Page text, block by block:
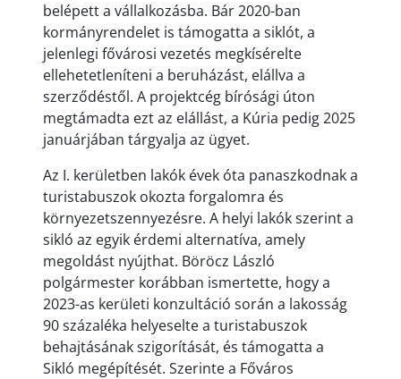
belépett a vállalkozásba. Bár 2020-ban
kormányrendelet is támogatta a siklót, a
jelenlegi fővárosi vezetés megkísérelte
ellehetetleníteni a beruházást, elállva a
szerződéstől. A projektcég bírósági úton
megtámadta ezt az elállást, a Kúria pedig 2025
januárjában tárgyalja az ügyet.
Az I. kerületben lakók évek óta panaszkodnak a
turistabuszok okozta forgalomra és
környezetszennyezésre. A helyi lakók szerint a
sikló az egyik érdemi alternatíva, amely
megoldást nyújthat. Böröcz László
polgármester korábban ismertette, hogy a
2023-as kerületi konzultáció során a lakosság
90 százaléka helyeselte a turistabuszok
behajtásának szigorítását, és támogatta a
Sikló megépítését. Szerinte a Főváros